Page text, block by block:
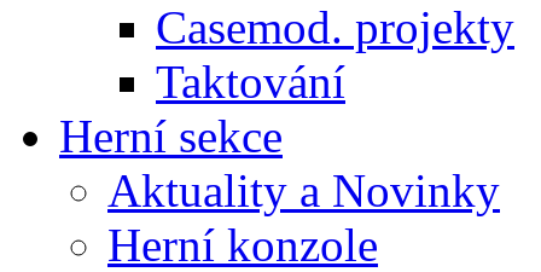
Casemod. projekty
Taktování
Herní sekce
Aktuality a Novinky
Herní konzole